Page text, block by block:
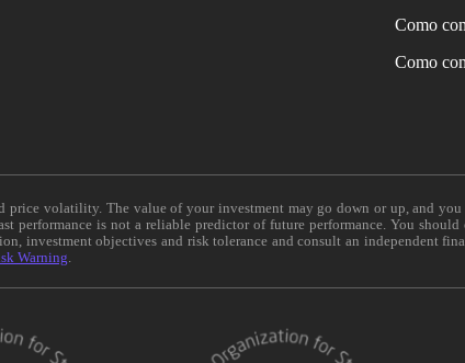
Como
Como
volatility. The value of your investment may go down or up, and
performance is not a reliable predictor of future performance. You
investment objectives and risk tolerance and consult an independent
Warning